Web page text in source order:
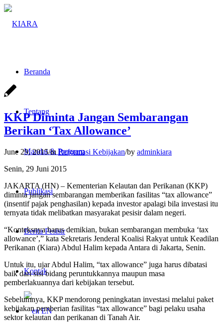
Beranda
Tentang
Mandat & Program
Publikasi
Berita Pesisir
Kontak
EN
KKP Diminta Jangan Sembarangan
Berikan ‘Tax Allowance’
June 29, 2015/inReformasi Kebijakan/by adminkiara
Senin, 29 Juni 2015
JAKARTA (HN) – Kementerian Kelautan dan Perikanan (KKP)
diminta jangan sembarangan memberikan fasilitas “tax allowance”
(insentif pajak penghasilan) kepada investor apalagi bila investasi itu
ternyata tidak melibatkan masyarakat pesisir dalam negeri.
“Konteksnya harus demikian, bukan sembarangan membuka ‘tax
allowance’,” kata Sekretaris Jenderal Koalisi Rakyat untuk Keadilan
Perikanan (Kiara) Abdul Halim kepada Antara di Jakarta, Senin.
Untuk itu, ujar Abdul Halim, “tax allowance” juga harus dibatasi
baik dari sisi bidang peruntukkannya maupun masa
pemberlakuannya dari kebijakan tersebut.
Sebelumnya, KKP mendorong peningkatan investasi melalui paket
kebijakan pemberian fasilitas “tax allowance” bagi pelaku usaha
sektor kelautan dan perikanan di Tanah Air.